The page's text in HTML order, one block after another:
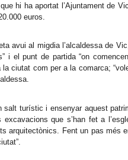
hi ha aportat l’Ajuntament de
euros.
avui al migdia l’alcaldessa de
i el punt de partida “on
ciutat com per a la comarca;
salt turístic i ensenyar aquest
excavacions que s’han fet a
arquitectònics. Fent un pas més